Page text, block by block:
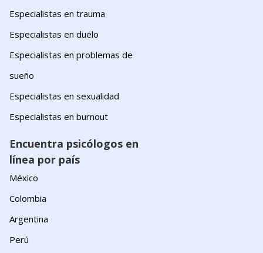
Especialistas en trauma
Especialistas en duelo
Especialistas en problemas de
sueño
Especialistas en sexualidad
Especialistas en burnout
Encuentra psicólogos en
línea por país
México
Colombia
Argentina
Perú